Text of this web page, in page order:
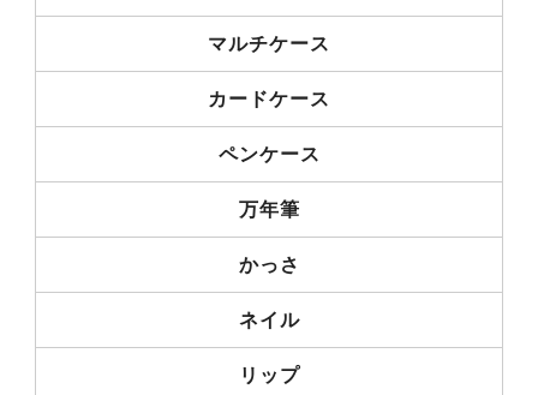
マルチケース
カードケース
ペンケース
万年筆
かっさ
ネイル
リップ